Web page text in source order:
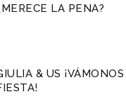
LA PENA?
& US ¡VÁMONOS